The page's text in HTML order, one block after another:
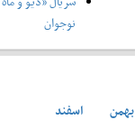
نوجوان
بهمن
اسفند